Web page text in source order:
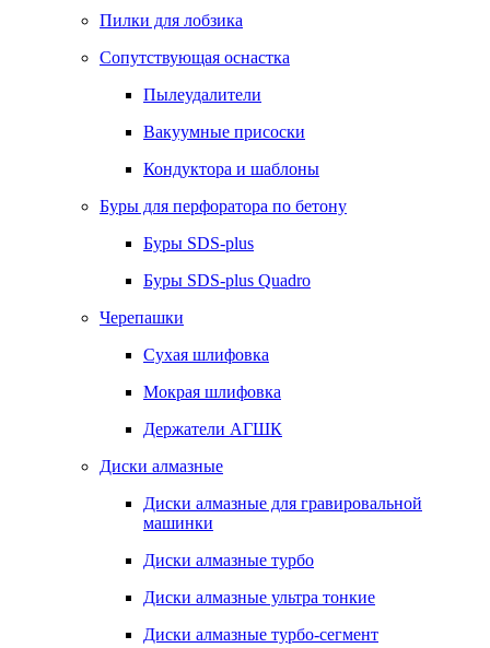
Пилки для лобзика
Сопутствующая оснастка
Пылеудалители
Вакуумные присоски
Кондуктора и шаблоны
Буры для перфоратора по бетону
Буры SDS-plus
Буры SDS-plus Quadro
Черепашки
Сухая шлифовка
Мокрая шлифовка
Держатели АГШК
Диски алмазные
Диски алмазные для гравировальной
машинки
Диски алмазные турбо
Диски алмазные ультра тонкие
Диски алмазные турбо-сегмент